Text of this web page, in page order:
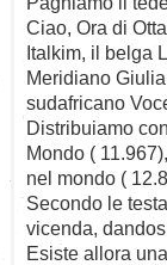
Ciao, Ora di
Italkim, il belga
Meridiano
sudafricano
Distribuiamo
Mondo (
nel mondo (
Secondo le
vicenda,
Esiste allora